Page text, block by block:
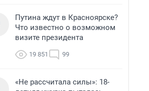
Путина ждут в Красноярске?
Что известно о возможном
визите президента
19 851 99
«Не рассчитала силы»: 18-